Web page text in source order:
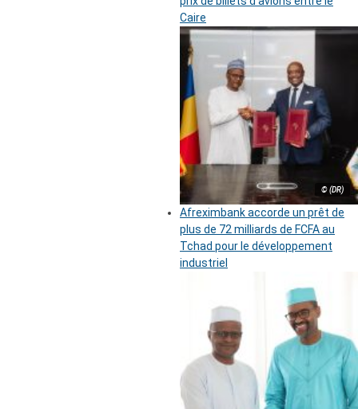
Caire
© (DR)
Afreximbank accorde un prêt de
plus de 72 milliards de FCFA au
Tchad pour le développement
industriel